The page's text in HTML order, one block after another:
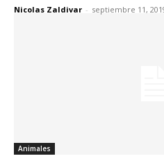
Nicolas Zaldivar - septiembre 11,
Animales